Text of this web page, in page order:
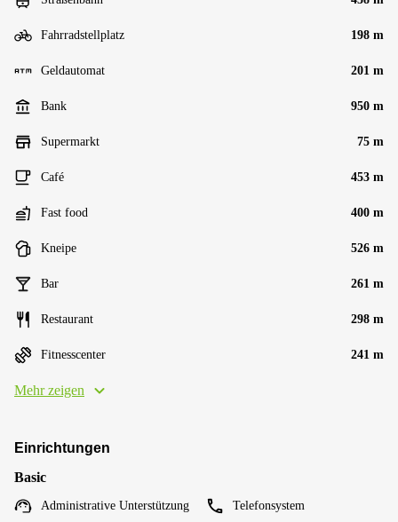
Fahrradstellplatz 198 m
Geldautomat 201 m
Bank 950 m
Supermarkt 75 m
Café 453 m
Fast food 400 m
Kneipe 526 m
Bar 261 m
Restaurant 298 m
Fitnesscenter 241 m
Mehr zeigen
Einrichtungen
Basic
Administrative Unterstützung Telefonsystem